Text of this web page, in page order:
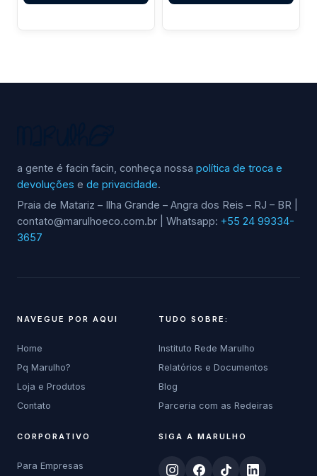
a gente é facin facin, conheça nossa política de troca e
devoluções e de privacidade.
Praia de Matariz – Ilha Grande – Angra dos Reis – RJ – BR |
contato@marulhoeco.com.br | Whatsapp: +55 24 99334-
3657
NAVEGUE POR AQUI
Home
Pq Marulho?
Loja e Produtos
Contato
TUDO SOBRE:
Instituto Rede Marulho
Relatórios e Documentos
Blog
Parceria com as Redeiras
CORPORATIVO
Para Empresas
SIGA A MARULHO